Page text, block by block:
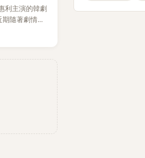
利主演的韓劇
期隨著劇情進
速升溫。最